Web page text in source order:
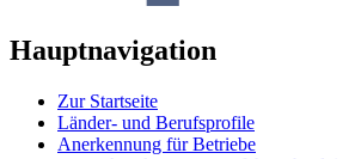
Hauptnavigation
Zur Startseite
Länder- und Berufsprofile
Anerkennung für Betriebe